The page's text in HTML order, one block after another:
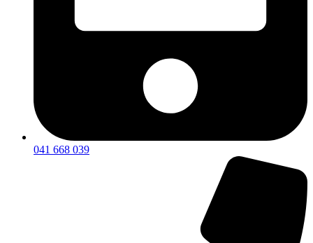
041 668 039